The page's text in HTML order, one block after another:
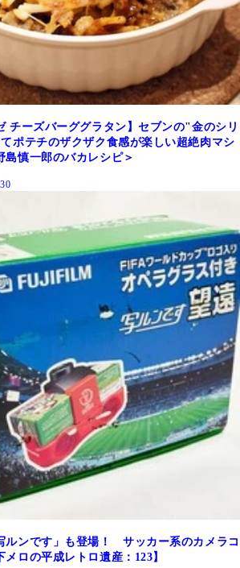
チーズバーググラタン】セブンの"金のシリ
ポテチのザクザク食感が楽しい超絶肉マシ
島慎一郎のバカレシピ＞
ルンです」も登場！ サッカー系のカメラコ
メロの平成レトロ遺産：123】